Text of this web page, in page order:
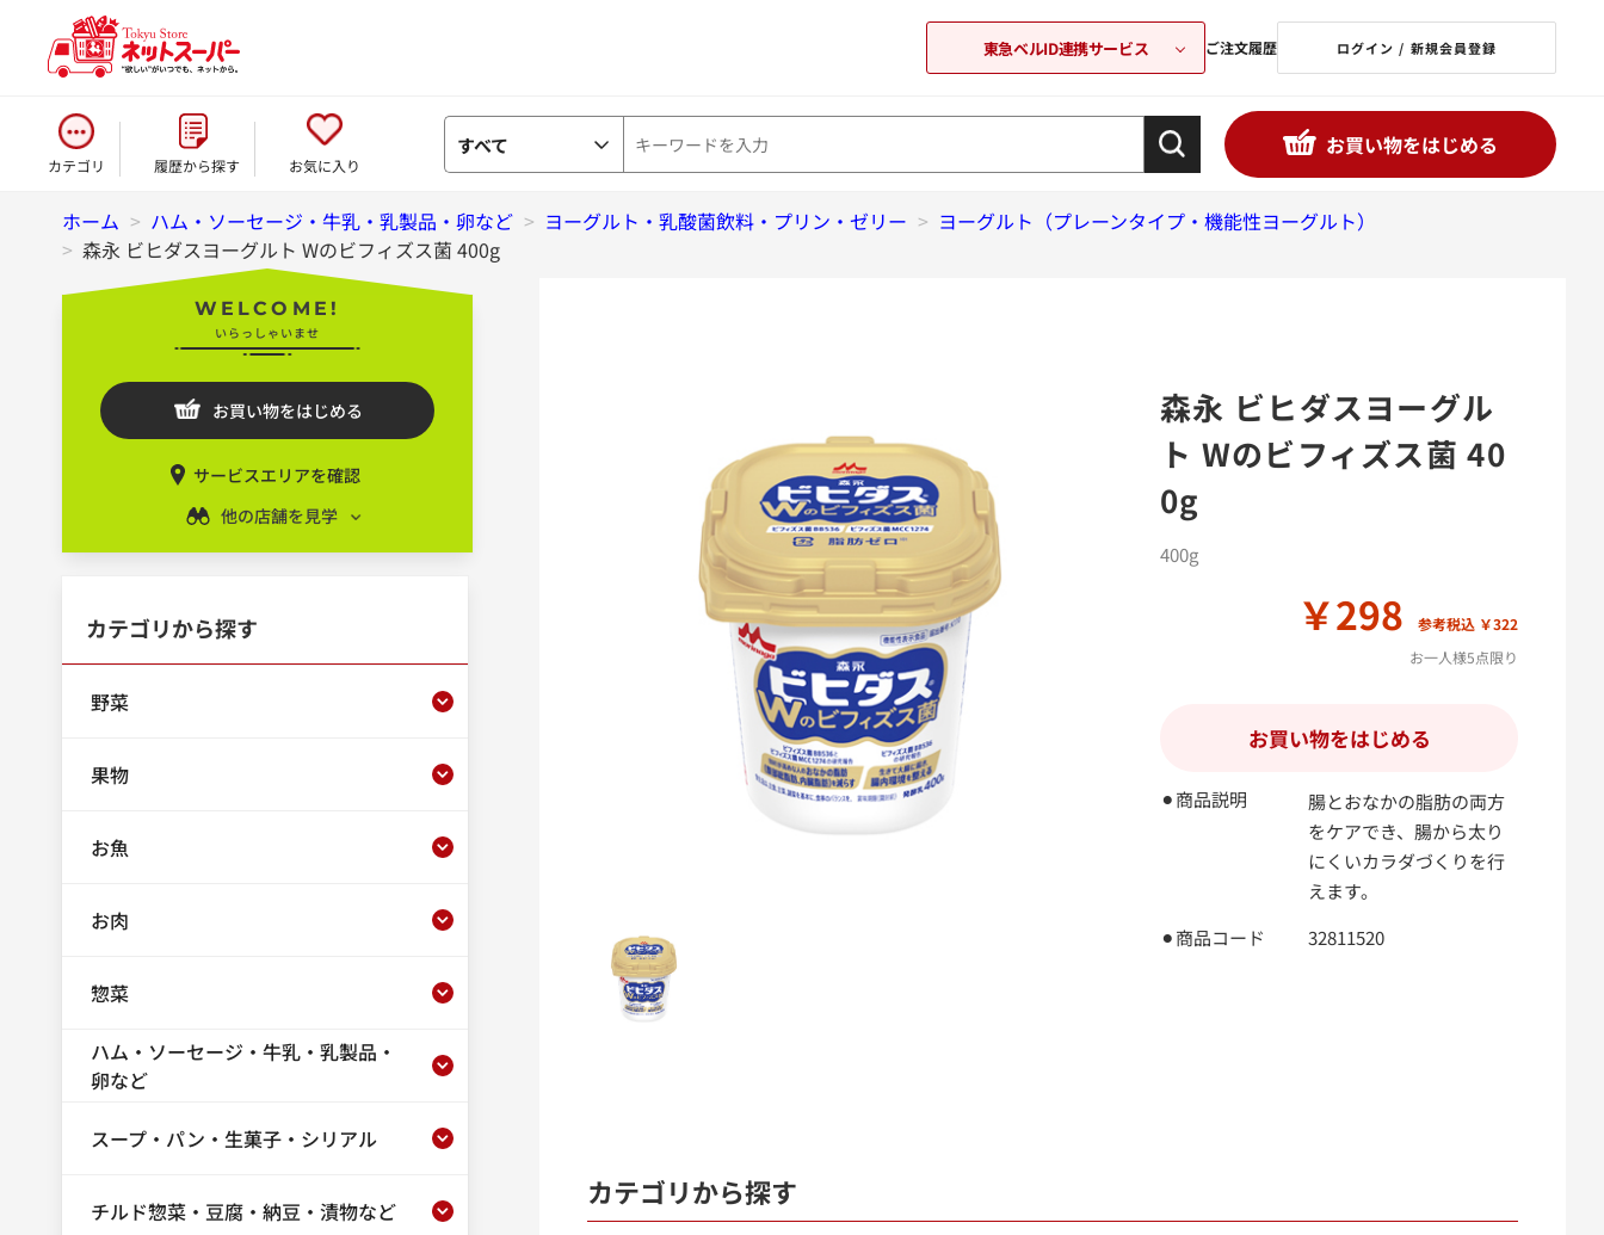
東急ベルID連携サービス
東急オンラインショップ
ご注文履歴 ログイン / 新規会員登録
カテゴリ 履歴から探す お気に入り
すべて お買い物をはじめる
ホーム > ハム・ソーセージ・牛乳・乳製品・卵など > ヨーグルト・乳酸菌飲料・プリン・ゼリー > ヨーグルト（プレーンタイプ・機能性ヨーグルト）
> 森永 ビヒダスヨーグルト Wのビフィズス菌 400g
WELCOME!
いらっしゃいませ
お買い物をはじめる
サービスエリアを確認
他の店舗を見学
カテゴリから探す
野菜
果物
お魚
お肉
惣菜
ハム・ソーセージ・牛乳・乳製品・
卵など
スープ・パン・生菓子・シリアル
チルド惣菜・豆腐・納豆・漬物など
⚫︎商品説明
腸とおなかの脂肪の両方
をケアでき、腸から太り
にくいカラダづくりを行
えます。
森永 ビヒダスヨーグル
ト Wのビフィズス菌 40
0g
￥298
参考税込 ￥322
お一人様5点限り
⚫︎商品コード 32811520
400g
お買い物をはじめる
カテゴリから探す